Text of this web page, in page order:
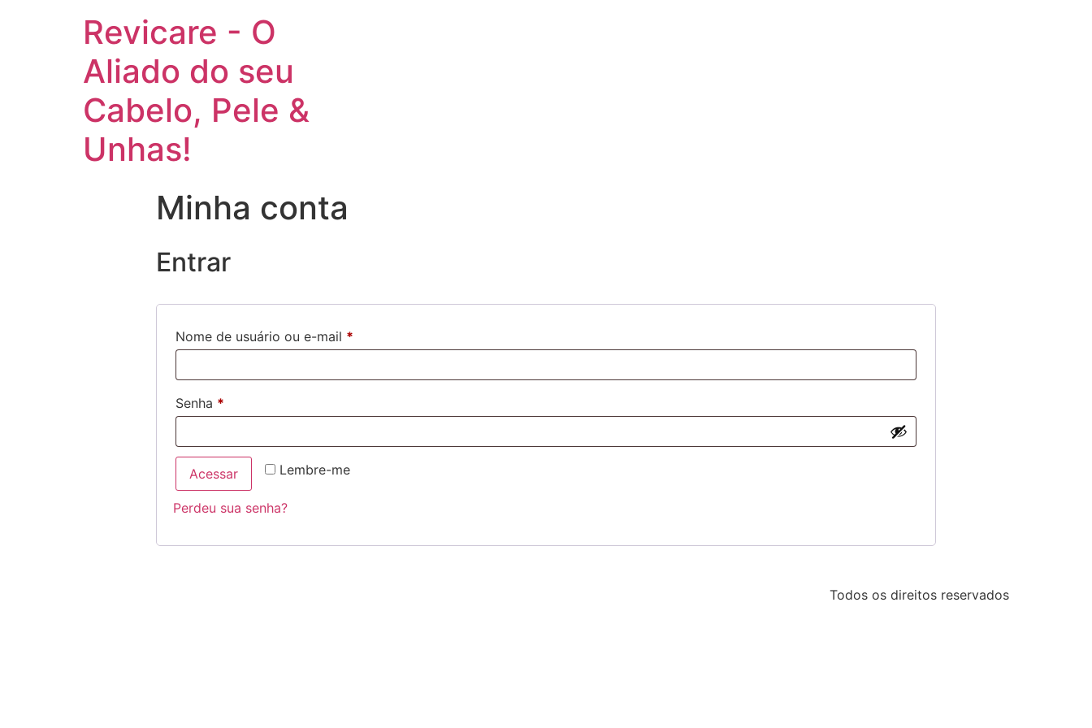
Revicare - O
Aliado do seu
Cabelo, Pele &
Unhas!
Minha conta
Entrar
Nome de usuário ou e-mail *
Senha *
Lembre-me
Acessar
Perdeu sua senha?
Todos os direitos reservados